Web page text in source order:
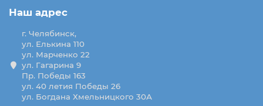
Наш адрес
г. Челябинск,
ул. Елькина 110
ул. Марченко 22
ул. Гагарина 9
Пр. Победы 163
ул. 40 летия Победы 26
ул. Богдана Хмельницкого 30А